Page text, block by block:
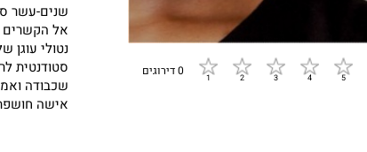
0 דירוגים
שנים-עשר
אל הקשרים
נטולי עוגן
סטודנטית
שכבודה
אישה
על אֵם
בדידות